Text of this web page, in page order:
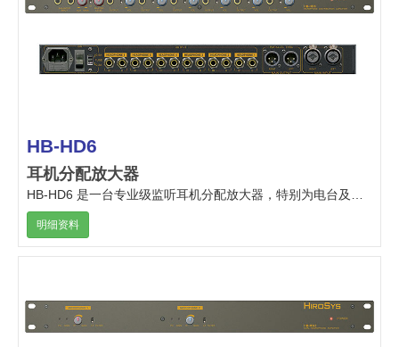
HB-HD6
耳机分配放大器
明细资料